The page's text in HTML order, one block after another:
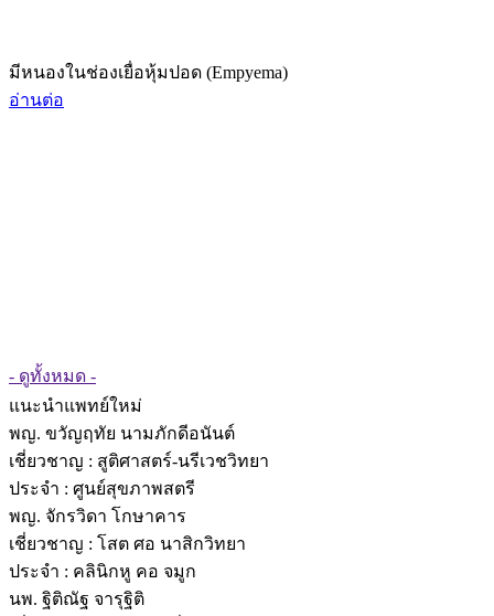
มีหนองในช่องเยื่อหุ้มปอด (Empyema)
อ่านต่อ
- ดูทั้งหมด -
แนะนำแพทย์ใหม่
พญ. ขวัญฤทัย นามภักดีอนันต์
เชี่ยวชาญ : สูติศาสตร์-นรีเวชวิทยา
ประจำ : ศูนย์สุขภาพสตรี
พญ. จักรวิดา โกษาคาร
เชี่ยวชาญ : โสต ศอ นาสิกวิทยา
ประจำ : คลินิกหู คอ จมูก
นพ. ฐิติณัฐ จารุฐิติ